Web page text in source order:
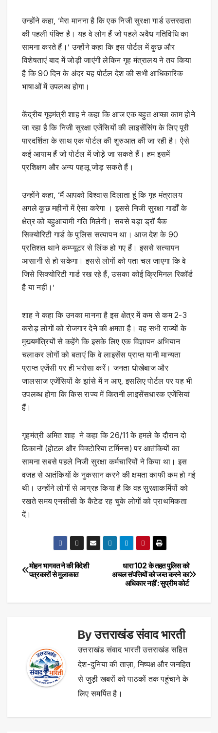
उन्होंने कहा, ‘मेरा मानना ​​है कि एक निजी सुरक्षा गार्ड उत्तरदाता
की पहली पंक्ति है। यह वे लोग हैं जो पहले अवैध गतिविधि का
सामना करते हैं।’ उन्होंने कहा कि इस पोर्टल में कुछ और
विशेषताएं बाद में जोड़ी जाएंगी लेकिन गृह मंत्रालय ने तय किया
है कि 90 दिन के अंदर यह पोर्टल देश की सभी आधिकारिक
भाषाओं में उपलब्ध होगा।
केंद्रीय गृहमंत्री शाह ने कहा कि आज एक बहुत अच्छा काम होने
जा रहा है कि निजी सुरक्षा एजेंसियों की लाइसेंसिंग के लिए पूरी
पारदर्शिता के साथ एक पोर्टल की शुरुआत की जा रही है। ऐसे
कई आयाम हैं जो पोर्टल में जोड़े जा सकते हैं। हम इसमें
प्रशिक्षण और अन्य पहलू जोड़ सकते हैं।
उन्होंने कहा, ‘मैं आपको विश्वास दिलाता हूं कि गृह मंत्रालय
अगले कुछ महीनों में ऐसा करेगा । इससे निजी सुरक्षा गार्डों के
क्षेत्र को बहुआयामी गति मिलेगी। सबसे बड़ा ड्रॉ बैक
सिक्योरिटी गार्ड के पुलिस सत्यापन था। आज देश के 90
प्रतिशत थाने कम्प्यूटर से लिंक हो गए हैं। इससे सत्यापन
आसानी से हो सकेगा। इससे लोगों को पता चल जाएगा कि वे
जिसे सिक्योरिटी गार्ड रख रहे हैं, उसका कोई क्रिमिनल रिकॉर्ड
है या नहीं।’
शाह ने कहा कि उनका मानना ​​है इस क्षेत्र में कम से कम 2-3
करोड़ लोगों को रोजगार देने की क्षमता है। वह सभी राज्यों के
मुख्यमंत्रियों से कहेंगे कि इसके लिए एक विज्ञापन अभियान
चलाकर लोगों को बताएं कि वे लाइसेंस प्राप्त यानी मान्यता
प्राप्त एजेंसी पर ही भरोसा करें। जनता धोखेबाज और
जालसाज एजेंसियों के झांसे में न आए, इसलिए पोर्टल पर यह भी
उपलब्ध होगा कि किस राज्य में कितनी लाइसेंसधारक एजेंसियां
हैं।
गृहमंत्री अमित शाह ने कहा कि 26/11 के हमले के दौरान दो
ठिकानों (होटल और विक्टोरिया टर्मिनस) पर आतंकियों का
सामना सबसे पहले निजी सुरक्षा कर्मचारियों ने किया था। इस
वजह से आतंकियों के नुकसान करने की क्षमता काफी कम हो गई
थी। उन्होंने लोगों से आग्रह किया है कि वह सुरक्षाकर्मियों को
रखते समय एनसीसी के कैटेड रह चुके लोगों को प्राथमिकता
दें।
Post
धारा 102 के तहत पुलिस को
अचल संपत्तियों को जब्त करने का
अधिकार नहीं : सुप्रीम कोर्ट
मोहन भागवत ने की विदेशी
पत्रकारों से मुलाकात
Byउत्तराखंड संवाद भारती
उत्तराखंड संवाद भारती उत्तराखंड सहित
देश-दुनिया की ताज़ा, निष्पक्ष और जनहित
से जुड़ी खबरों को पाठकों तक पहुंचाने के
लिए समर्पित है।